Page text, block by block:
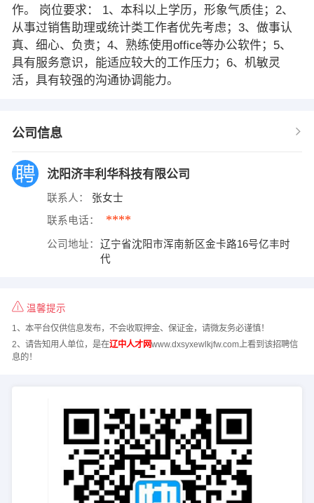
作。 岗位要求： 1、本科以上学历，形象气质佳；2、
从事过销售助理或统计类工作者优先考虑；3、做事认
真、细心、负责；4、熟练使用office等办公软件；5、
具有服务意识，能适应较大的工作压力；6、机敏灵
活，具有较强的沟通协调能力。
公司信息
沈阳济丰利华科技有限公司
联系人： 张女士
联系电话： ****
公司地址：
辽宁省沈阳市浑南新区金卡路16号亿丰时
代
温馨提示
1、本平台仅供信息发布，不会收取押金、保证金，请微友务必谨慎！
2、请告知用人单位，是在辽中人才网www.dxsyxewlkjfw.com上看到该招聘信
息的！